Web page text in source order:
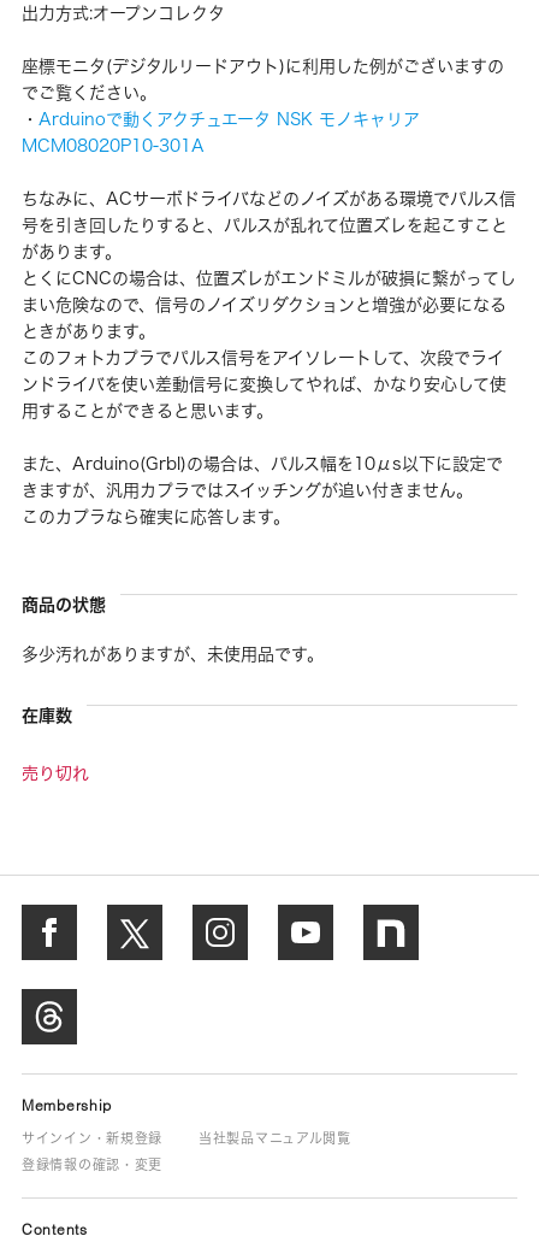
出力方式:オープンコレクタ
座標モニタ(デジタルリードアウト)に利用した例がございますの
でご覧ください。
・ Arduinoで動くアクチュエータ NSK モノキャリア
MCM08020P10-301A
ちなみに、ACサーボドライバなどのノイズがある環境でパルス信
号を引き回したりすると、パルスが乱れて位置ズレを起こすこと
があります。
とくにCNCの場合は、位置ズレがエンドミルが破損に繋がってし
まい危険なので、信号のノイズリダクションと増強が必要になる
ときがあります。
このフォトカプラでパルス信号をアイソレートして、次段でライ
ンドライバを使い差動信号に変換してやれば、かなり安心して使
用することができると思います。
また、Arduino(Grbl)の場合は、パルス幅を10μs以下に設定で
きますが、汎用カプラではスイッチングが追い付きません。
このカプラなら確実に応答します。
商品の状態
多少汚れがありますが、未使用品です。
在庫数
売り切れ
Membership
サインイン・新規登録
当社製品マニュアル閲覧
登録情報の確認・変更
Contents